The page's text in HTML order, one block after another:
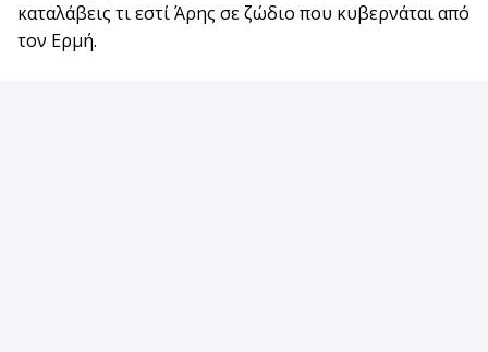
καταλάβεις τι εστί Άρης σε ζώδιο που κυβερνάται από
τον Ερμή.